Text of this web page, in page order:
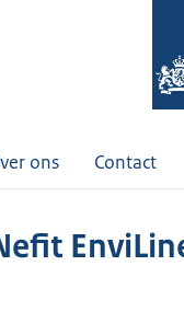
ons Contact